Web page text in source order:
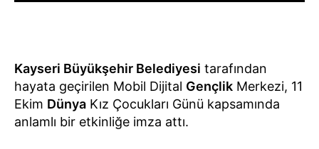
Kayseri Büyükşehir Belediyesi tarafından
hayata geçirilen Mobil Dijital Gençlik Merkezi, 11
Ekim Dünya Kız Çocukları Günü kapsamında
anlamlı bir etkinliğe imza attı.